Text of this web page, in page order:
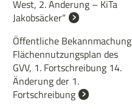
West, 2. Änderung – KiTa
Jakobsäcker“
Öffentliche Bekannmachung
Flächennutzungsplan des
GVV, 1. Fortschreibung 14.
Änderung der 1.
Fortschreibung